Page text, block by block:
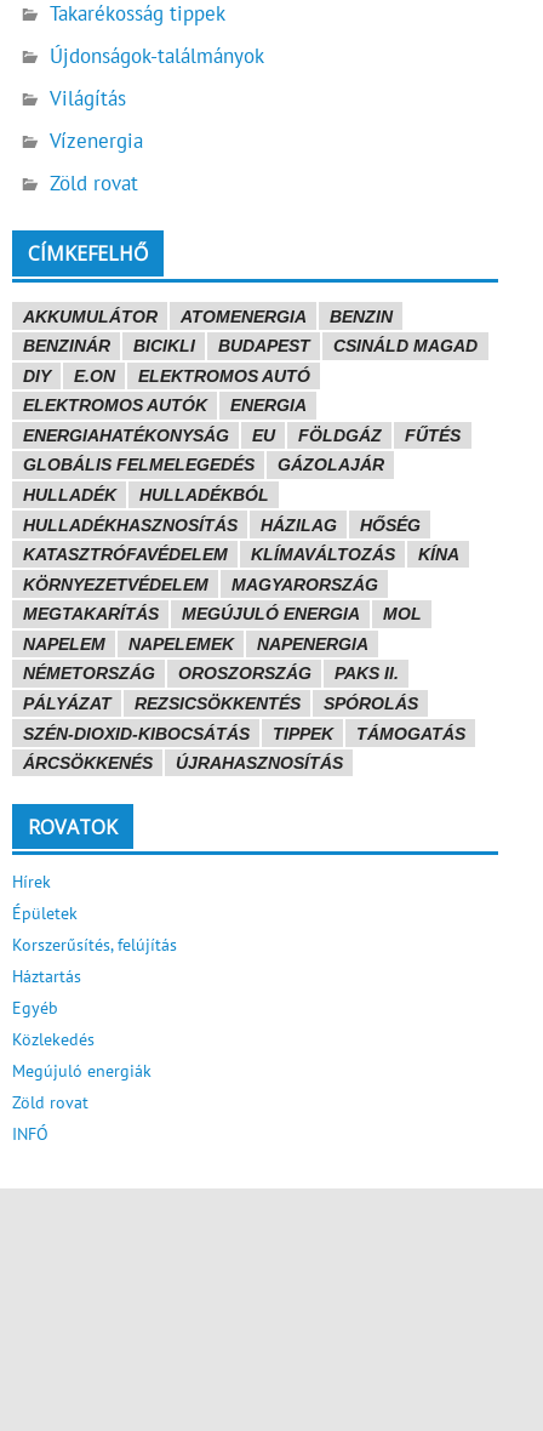
Takarékosság tippek
Újdonságok-találmányok
Világítás
Vízenergia
Zöld rovat
CÍMKEFELHŐ
AKKUMULÁTOR ATOMENERGIA
BENZIN
BENZINÁR
BICIKLI BUDAPEST
CSINÁLD MAGAD
DIY
E.ON
ELEKTROMOS AUTÓ
ELEKTROMOS AUTÓK
ENERGIA
ENERGIAHATÉKONYSÁG
EU FÖLDGÁZ
FŰTÉS
GLOBÁLIS FELMELEGEDÉS
GÁZOLAJÁR
HULLADÉK
HULLADÉKBÓL
HULLADÉKHASZNOSÍTÁS
HÁZILAG
HŐSÉG
KATASZTRÓFAVÉDELEM
KLÍMAVÁLTOZÁS
KÍNA
KÖRNYEZETVÉDELEM
MAGYARORSZÁG
MEGTAKARÍTÁS
MEGÚJULÓ ENERGIA
MOL
NAPELEM
NAPELEMEK
NAPENERGIA
NÉMETORSZÁG
OROSZORSZÁG
PAKS II.
PÁLYÁZAT
REZSICSÖKKENTÉS
SPÓROLÁS
SZÉN-DIOXID-KIBOCSÁTÁS
TIPPEK
TÁMOGATÁS
ÁRCSÖKKENÉS
ÚJRAHASZNOSÍTÁS
ROVATOK
Hírek
Épületek
Korszerűsítés, felújítás
Háztartás
Egyéb
Közlekedés
Megújuló energiák
Zöld rovat
INFÓ